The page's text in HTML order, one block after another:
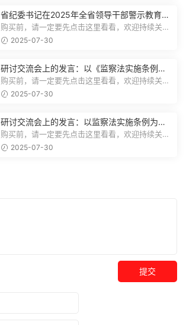
省纪委书记在2025年全省领导干部警示教育会
上的讲话.1
购买前，请一定要先点击这里看看，欢迎持续关
注，精彩模板每天推送预览结束，本文...
2025-07-30
研讨交流会上的发言：以《监察法实施条例》
为纲,推动巡察工作高质量发展
购买前，请一定要先点击这里看看，欢迎持续关
注，精彩模板每天推送预览结束，本文...
2025-07-30
研讨交流会上的发言：以监察法实施条例为纲
推动巡察工作高质量发展
购买前，请一定要先点击这里看看，欢迎持续关
注，精彩模板每天推送预览结束，本文...
2025-07-30
提交